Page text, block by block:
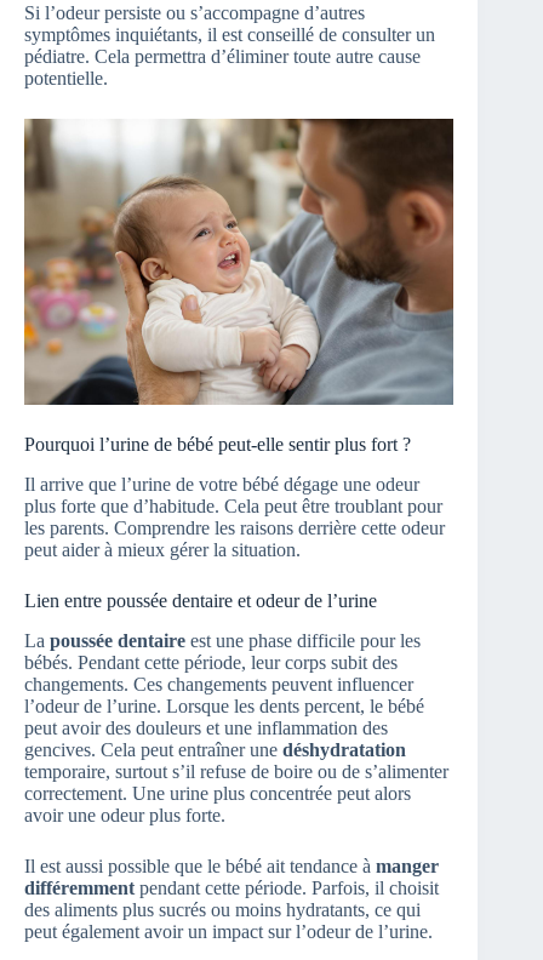
Si l’odeur persiste ou s’accompagne d’autres
symptômes inquiétants, il est conseillé de consulter un
pédiatre. Cela permettra d’éliminer toute autre cause
potentielle.
Pourquoi l’urine de bébé peut-elle sentir plus fort ?
Il arrive que l’urine de votre bébé dégage une odeur
plus forte que d’habitude. Cela peut être troublant pour
les parents. Comprendre les raisons derrière cette odeur
peut aider à mieux gérer la situation.
Lien entre poussée dentaire et odeur de l’urine
La poussée dentaire est une phase difficile pour les
bébés. Pendant cette période, leur corps subit des
changements. Ces changements peuvent influencer
l’odeur de l’urine. Lorsque les dents percent, le bébé
peut avoir des douleurs et une inflammation des
gencives. Cela peut entraîner une déshydratation
temporaire, surtout s’il refuse de boire ou de s’alimenter
correctement. Une urine plus concentrée peut alors
avoir une odeur plus forte.
Il est aussi possible que le bébé ait tendance à manger
différemment pendant cette période. Parfois, il choisit
des aliments plus sucrés ou moins hydratants, ce qui
peut également avoir un impact sur l’odeur de l’urine.